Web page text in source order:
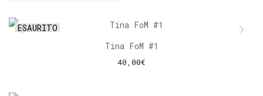
ESAURITO
Tina FoM #1
40,00€